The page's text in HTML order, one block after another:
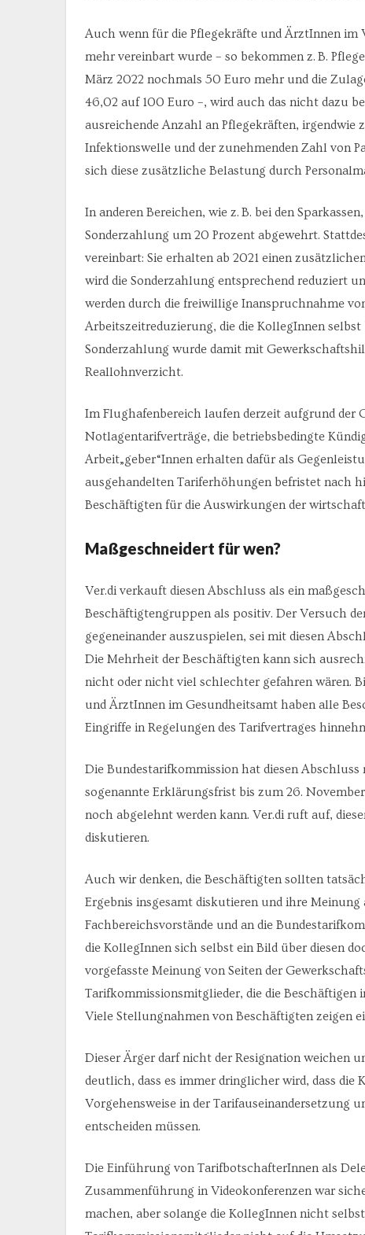
Auch wenn für die Pflegekräfte und ÄrztInnen im
mehr vereinbart wurde – so bekommen z. B.
März 2022 nochmals 50 Euro mehr und die
46,02 auf 100 Euro –, wird auch das nicht dazu
ausreichende Anzahl an Pflegekräften, irgendwie
Infektionswelle und der zunehmenden Zahl von
sich diese zusätzliche Belastung durch
In anderen Bereichen, wie z. B. bei den
Sonderzahlung um 20 Prozent abgewehrt.
vereinbart: Sie erhalten ab 2021 einen
wird die Sonderzahlung entsprechend reduziert
werden durch die freiwillige Inanspruchnahme
Arbeitszeitreduzierung, die die KollegInnen
Sonderzahlung wurde damit mit
Reallohnverzicht.
Im Flughafenbereich laufen derzeit aufgrund der
Notlagentarifverträge, die betriebsbedingte
Arbeit„geber“Innen erhalten dafür als
ausgehandelten Tariferhöhungen befristet nach
Beschäftigten für die Auswirkungen der
Maßgeschneidert für wen?
Ver.di verkauft diesen Abschluss als ein
Beschäftigtengruppen als positiv. Der Versuch
gegeneinander auszuspielen, sei mit diesen
Die Mehrheit der Beschäftigten kann sich
nicht oder nicht viel schlechter gefahren wären.
und ÄrztInnen im Gesundheitsamt haben alle
Eingriffe in Regelungen des Tarifvertrages
Die Bundestarifkommission hat diesen
sogenannte Erklärungsfrist bis zum 26.
noch abgelehnt werden kann. Ver.di ruft auf,
diskutieren.
Auch wir denken, die Beschäftigten sollten
Ergebnis insgesamt diskutieren und ihre Meinung
Fachbereichsvorstände und an die
die KollegInnen sich selbst ein Bild über diesen
vorgefasste Meinung von Seiten der
Tarifkommissionsmitglieder, die die Beschäftigen
Viele Stellungnahmen von Beschäftigten zeigen
Dieser Ärger darf nicht der Resignation weichen
deutlich, dass es immer dringlicher wird, dass die
Vorgehensweise in der Tarifauseinandersetzung
entscheiden müssen.
Die Einführung von TarifbotschafterInnen als
Zusammenführung in Videokonferenzen war
machen, aber solange die KollegInnen nicht